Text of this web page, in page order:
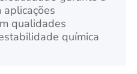
aplicações
qualidades
química